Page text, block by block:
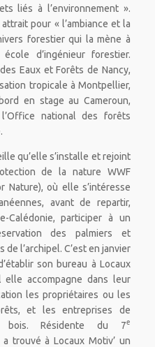
liés à l’environnement ».
pour « l’ambiance et la
forestier qui la mène à
d’ingénieur forestier.
Eaux et Forêts de Nancy,
tropicale à Montpellier,
en stage au Cameroun,
national des forêts
qu’elle s’installe et rejoint
de la nature WWF
Nature), où elle s’intéresse
avant de repartir,
Calédonie, participer à un
des palmiers et
l’archipel. C’est en janvier
son bureau à Locaux
elle accompagne dans leur
les propriétaires ou les
et les entreprises de
bois. Résidente du 7e
trouvé à Locaux Motiv’ un